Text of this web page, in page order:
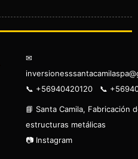
✉
📞 +56940420120 📞
📘 Santa Camila, Fabricación
estructuras metálicas
📷 Instagram